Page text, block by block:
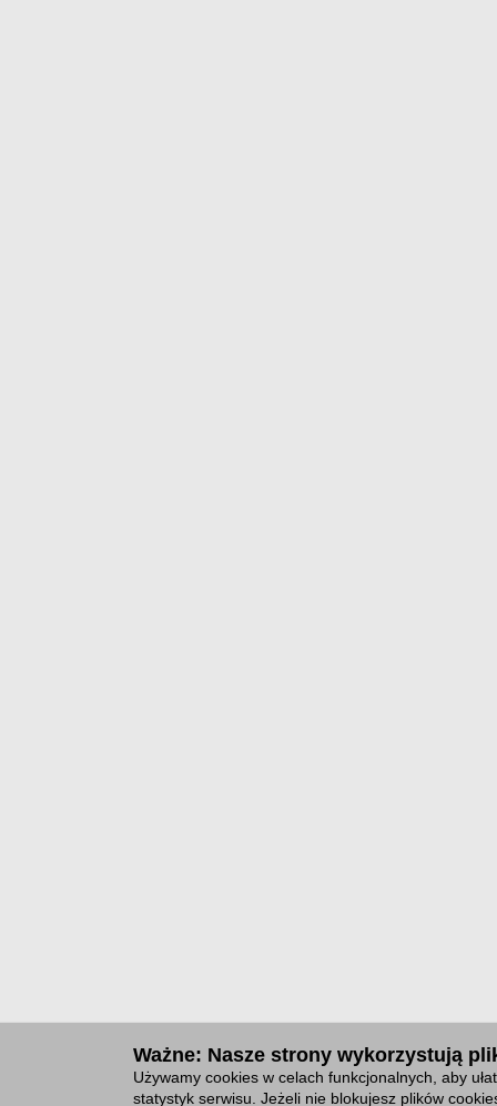
Ważne: Nasze strony wykorzystują
Używamy cookies w celach funkcjonalnych, aby
statystyk serwisu. Jeżeli nie blokujesz plików